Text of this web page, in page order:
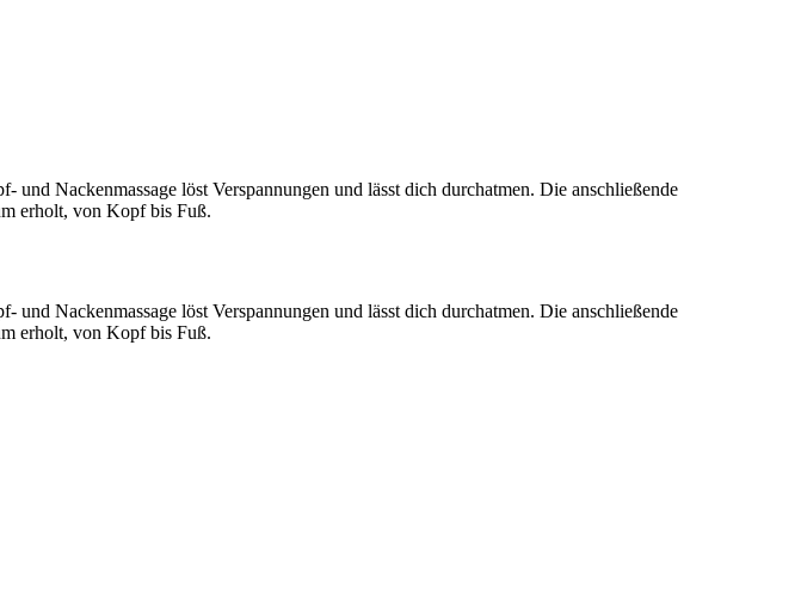
Nackenmassage löst Verspannungen und lässt dich durchatmen. Die anschließende
erholt, von Kopf bis Fuß.
Nackenmassage löst Verspannungen und lässt dich durchatmen. Die anschließende
erholt, von Kopf bis Fuß.